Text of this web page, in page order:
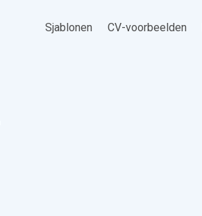
Sjablonen CV-voorbeelden